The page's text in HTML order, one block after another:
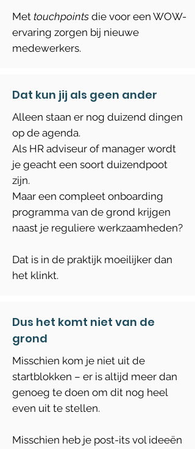
Met touchpoints die voor een WOW-
ervaring zorgen bij nieuwe
medewerkers.
Dat kun jij als geen ander
Alleen staan er nog duizend dingen
op de agenda.
Als HR adviseur of manager wordt
je geacht een soort duizendpoot
zijn.
Maar een compleet onboarding
programma van de grond krijgen
naast je reguliere werkzaamheden?
Dat is in de praktijk moeilijker dan
het klinkt.
Dus het komt niet van de
grond
Misschien kom je niet uit de
startblokken – er is altijd meer dan
genoeg te doen om dit nog heel
even uit te stellen.
Misschien heb je post-its vol ideeën